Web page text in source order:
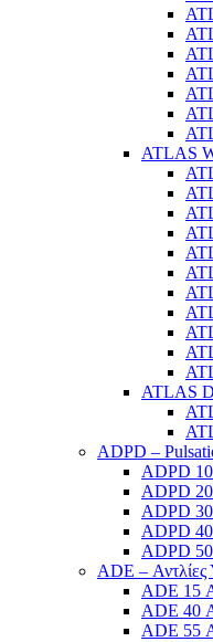
ATLAS
ATLAS
ADPD –
ADPD
ADPD
ADPD
ADPD
ADPD
ADE –
ADE 15
ADE 40
ADE 55